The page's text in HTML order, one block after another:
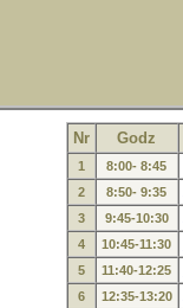
Nr Godz
1
8:00- 8:45
2
8:50- 9:35
3
9:45-10:30
4
10:45-11:30
5 11:40-12:25
6 12:35-13:20